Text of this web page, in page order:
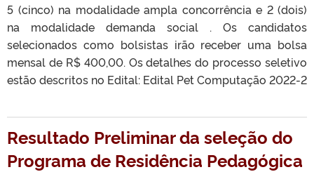
5 (cinco) na modalidade ampla concorrência e 2 (dois)
na modalidade demanda social . Os candidatos
selecionados como bolsistas irão receber uma bolsa
mensal de R$ 400,00. Os detalhes do processo seletivo
estão descritos no Edital: Edital Pet Computação 2022-2
Resultado Preliminar da seleção do
Programa de Residência Pedagógica